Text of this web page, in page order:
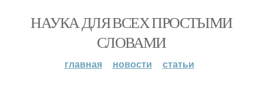
НАУКА ДЛЯ ВСЕХ ПРОСТЫМИ
СЛОВАМИ
главная новости статьи